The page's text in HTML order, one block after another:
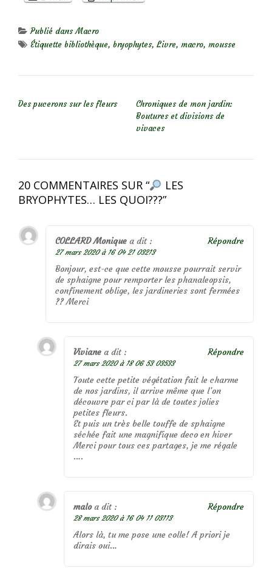
Publié dansMacro
Étiquette bibliothèque, bryophytes, Livre, macro, mousse
Des pucerons sur les fleurs
Chroniques de mon jardin:
Boutures et divisions de
vivaces
20 COMMENTAIRES SUR “
LES
BRYOPHYTES… LES QUOI???”
COLLARD Monique a dit :
27 mars 2020 à 16 04 21 03213
Bonjour, est-ce que cette mousse pourrait servir
de sphaigne pour remporter les phanaleopsis,
confinement oblige, les jardineries sont fermées
?? Merci
Répondre
Viviane a dit :
27 mars 2020 à 18 06 53 03533
Toute cette petite végétation fait le charme
de nos jardins, il arrive même que l’on
découvre par ci par là de toutes jolies
petites fleurs.
Et puis un très belle touffe de sphaigne
séchée fait une magnifique deco en hiver
Merci pour tous ces partages, je me régale
….
Répondre
malo a dit :
28 mars 2020 à 16 04 11 03113
Alors là, tu me pose une colle! A priori je
dirais oui…
Répondre